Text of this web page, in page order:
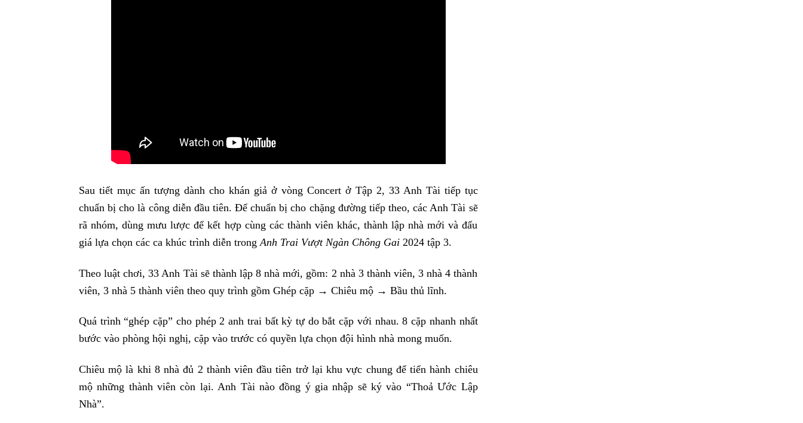
Sau tiết mục ấn tượng dành cho khán giả ở vòng Concert ở Tập 2, 33 Anh Tài tiếp tục
chuẩn bị cho là công diễn đầu tiên. Để chuẩn bị cho chặng đường tiếp theo, các Anh Tài sẽ
rã nhóm, dùng mưu lược để kết hợp cùng các thành viên khác, thành lập nhà mới và đấu
giá lựa chọn các ca khúc trình diễn trongAnh Trai Vượt Ngàn Chông Gai 2024 tập 3.
Theo luật chơi, 33 Anh Tài sẽ thành lập 8 nhà mới, gồm: 2 nhà 3 thành viên, 3 nhà 4 thành
viên, 3 nhà 5 thành viên theo quy trình gồm Ghép cặp → Chiêu mộ → Bầu thủ lĩnh.
Quá trình “ghép cặp” cho phép 2 anh trai bất kỳ tự do bắt cặp với nhau. 8 cặp nhanh nhất
bước vào phòng hội nghị, cặp vào trước có quyền lựa chọn đội hình nhà mong muốn.
Chiêu mộ là khi 8 nhà đủ 2 thành viên đầu tiên trở lại khu vực chung để tiến hành chiêu
mộ những thành viên còn lại. Anh Tài nào đồng ý gia nhập sẽ ký vào “Thoả Ước Lập
Nhà”.